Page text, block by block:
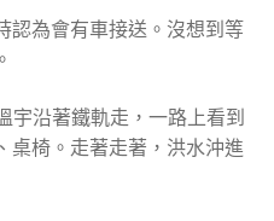
認為會有車接送。沒想到等
宇沿著鐵軌走，一路上看到
桌椅。走著走著，洪水沖進